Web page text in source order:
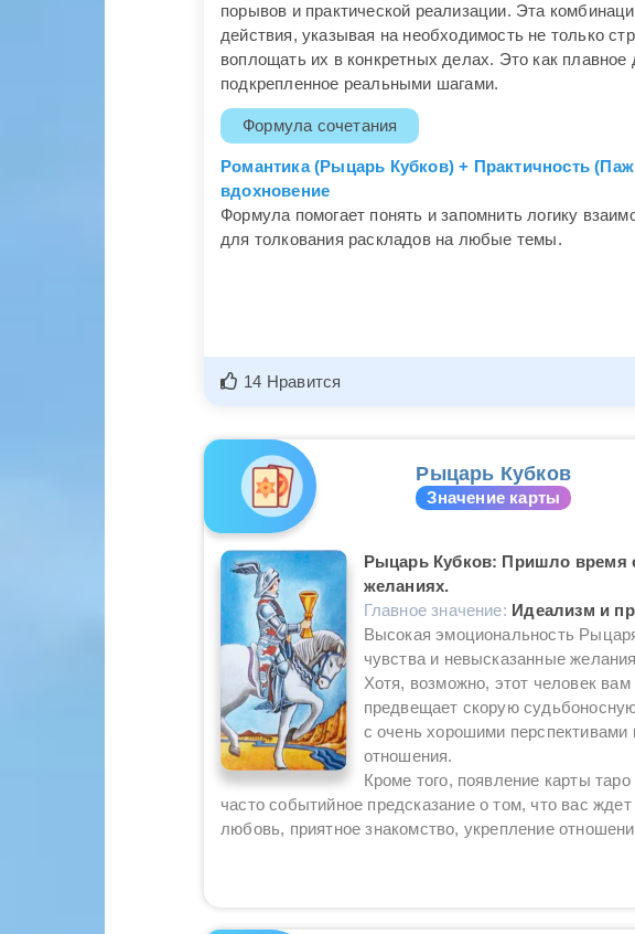
порывов и практической реализации. Эта
действия, указывая на необходимость не только
воплощать их в конкретных делах. Это как
подкрепленное реальными шагами.
Формула сочетания
Романтика (Рыцарь Кубков) + Практичность
вдохновение
Формула помогает понять и запомнить логику
для толкования раскладов на любые темы.
14 Нравится
Рыцарь Кубков
Значение карты
Рыцарь Кубков: Пришло время
желаниях.
Главное значение: Идеализм и
Высокая эмоциональность
чувства и невысказанные
Хотя, возможно, этот человек
предвещает скорую
с очень хорошими
отношения.
Кроме того, появление карты
часто событийное предсказание о том, что вас
любовь, приятное знакомство, укрепление